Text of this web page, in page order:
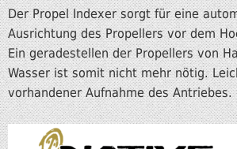
Der Propel Indexer sorgt für eine
Ausrichtung des Propellers vor dem
Ein geradestellen der Propellers von
Wasser ist somit nicht mehr nötig.
vorhandener Aufnahme des Antriebes.